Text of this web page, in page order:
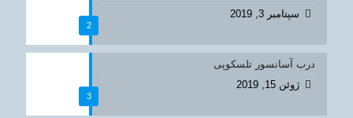
2
سپتامبر 3, 2019
3
درب آسانسور تلسکوپی
ژوئن 15, 2019